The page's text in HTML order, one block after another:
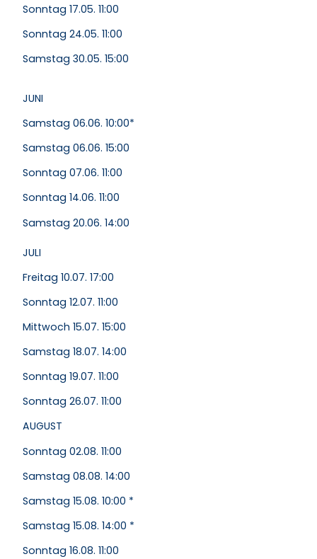
Sonntag 17.05. 11:00
Sonntag 24.05. 11:00
Samstag 30.05. 15:00
JUNI
Samstag 06.06. 10:00*
Samstag 06.06. 15:00
Sonntag 07.06. 11:00
Sonntag 14.06. 11:00
Samstag 20.06. 14:00
JULI
Freitag 10.07. 17:00
Sonntag 12.07. 11:00
Mittwoch 15.07. 15:00
Samstag 18.07. 14:00
Sonntag 19.07. 11:00
Sonntag 26.07. 11:00
AUGUST
Sonntag 02.08. 11:00
Samstag 08.08. 14:00
Samstag 15.08. 10:00 *
Samstag 15.08. 14:00 *
Sonntag 16.08. 11:00